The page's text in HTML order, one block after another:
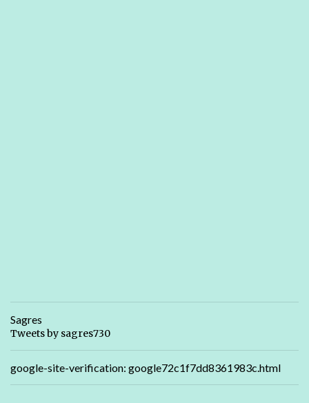
Sagres
Tweets by sagres730
google-site-verification: google72c1f7dd8361983c.html